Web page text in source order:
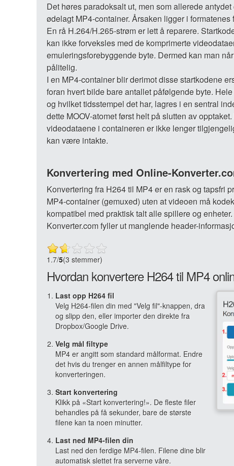
Det høres paradoksalt ut, men som allerede
ødelagt MP4-container. Årsaken ligger i formatenes
En rå H.264/H.265-strøm er lett å reparere.
kan ikke forveksles med de komprimerte
emuleringsforebyggende byte. Dermed kan man
pålitelig.
I en MP4-container blir derimot disse startkodene
foran hvert bilde bare antallet påfølgende byte.
og hvilket tidsstempel det har, lagres i en sentral
dette MOOV-atomet først helt på slutten av
videodataene i containeren er ikke lenger
kan være intakte.
Konvertering med Online-
Konvertering fra H264 til MP4 er en rask og tapsfri
MP4-container (gemuxed) uten at videoen må
kompatibel med praktisk talt alle spillere og
Konverter.com fyller ut manglende header-
1.7/5(3 stemmer)
Hvordan konvertere H264 til MP4
Last opp H264 fil
Velg H264-filen din med "Velg fil"-knappen, dra
og slipp den, eller importer den direkte fra
Dropbox/Google Drive.
Velg mål filtype
MP4 er angitt som standard målformat. Endre
det hvis du trenger en annen målfiltype for
konverteringen.
Start konvertering
Klikk på «Start konvertering!». De fleste filer
behandles på få sekunder, bare de største
filene kan ta noen minutter.
Last ned MP4-filen din
Last ned den ferdige MP4-filen. Filene dine blir
automatisk slettet fra serverne våre.